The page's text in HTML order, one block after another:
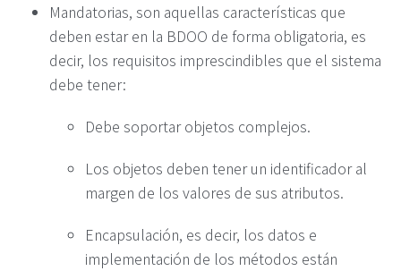
Mandatorias, son aquellas características que
deben estar en la BDOO de forma obligatoria, es
decir, los requisitos imprescindibles que el sistema
debe tener:
Debe soportar objetos complejos.
Los objetos deben tener un identificador al
margen de los valores de sus atributos.
Encapsulación, es decir, los datos e
implementación de los métodos están